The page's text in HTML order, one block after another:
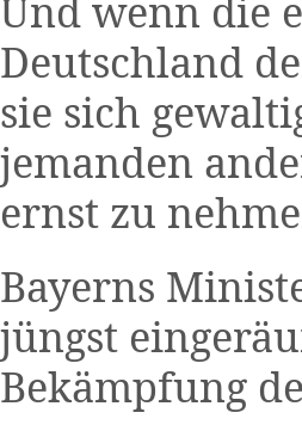
Und wenn die
Deutschland
sie sich
jemanden
ernst zu
Bayerns
jüngst
Bekämpfung